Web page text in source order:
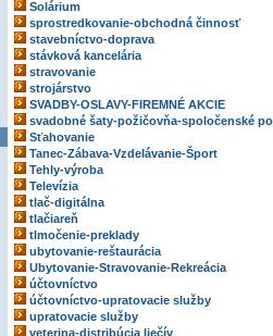
Solárium
sprostredkovanie-obchodná činnosť
stavebníctvo-doprava
stávková kancelária
stravovanie
strojárstvo
SVADBY-OSLAVY-FIREMNÉ AKCIE
svadobné šaty-požičovňa-spoločenské
Sťahovanie
Tanec-Zábava-Vzdelávanie-Šport
Tehly-výroba
Televízia
tlač-digitálna
tlačiareň
tlmočenie-preklady
ubytovanie-reštaurácia
Ubytovanie-Stravovanie-Rekreácia
účtovníctvo
účtovníctvo-upratovacie služby
upratovacie služby
veterina-distribúcia liečív